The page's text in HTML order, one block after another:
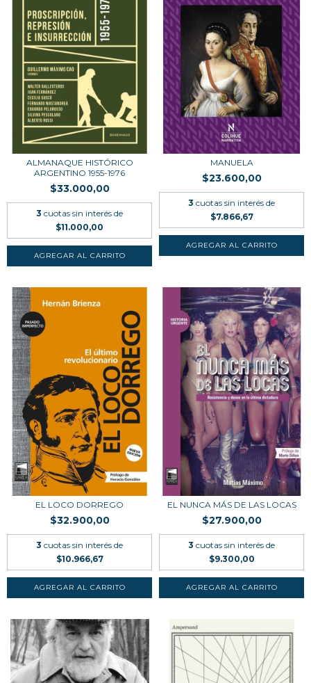
ALMANAQUE HISTÓRICO
ARGENTINO 1955-1976
$33.000,00
3 cuotas sin interés de
$11.000,00
MANUELA
$23.600,00
3 cuotas sin interés de
$7.866,67
EL LOCO DORREGO
$32.900,00
3 cuotas sin interés de
$10.966,67
EL NUNCA MÁS DE LAS LOCAS
$27.900,00
3 cuotas sin interés de
$9.300,00